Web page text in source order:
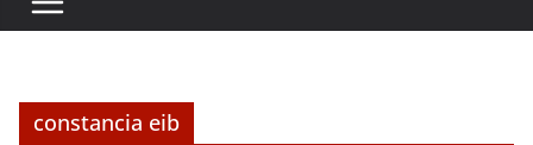
constancia eib